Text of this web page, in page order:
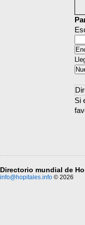
Si
Directorio mundial de
info@hopitales.info © 2026